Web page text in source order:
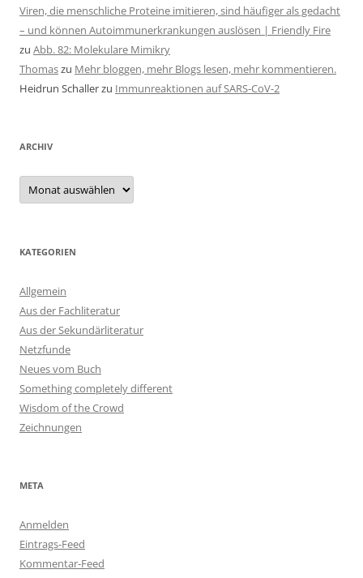
Viren, die menschliche Proteine imitieren, sind häufiger als gedacht
– und können Autoimmunerkrankungen auslösen | Friendly Fire
zu Abb. 82: Molekulare Mimikry
Thomaszu Mehr bloggen, mehr Blogs lesen, mehr kommentieren.
Heidrun Schallerzu Immunreaktionen auf SARS-CoV-2
ARCHIV
Archiv
KATEGORIEN
Allgemein
Aus der Fachliteratur
Aus der Sekundärliteratur
Netzfunde
Neues vom Buch
Something completely different
Wisdom of the Crowd
Zeichnungen
META
Anmelden
Eintrags-Feed
Kommentar-Feed